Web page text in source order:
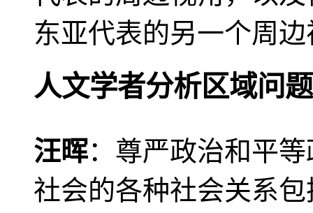
东亚代表的另一个周
人文学者分析区域问题
汪晖：尊严政治和平
社会的各种社会关系